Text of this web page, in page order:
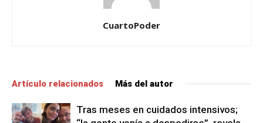
CuartoPoder
Artículo relacionados Más del autor
Tras meses en cuidados intensivos;